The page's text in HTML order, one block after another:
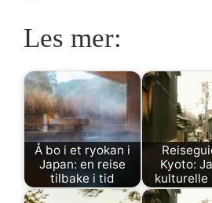
Les mer:
Å bo i et ryokan i
Japan: en reise
tilbake i tid
Kyoto:
kulturelle